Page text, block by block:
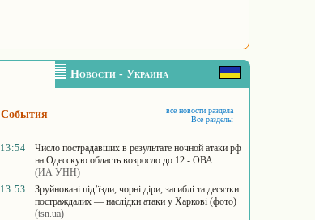
Новости - Украина
События
все новости раздела
Все разделы
13:54
Число пострадавших в результате ночной атаки рф
на Одесскую область возросло до 12 - ОВА
(ИА УНН)
13:53
Зруйновані під’їзди, чорні діри, загиблі та десятки
постраждалих — наслідки атаки у Харкові (фото)
(tsn.ua)